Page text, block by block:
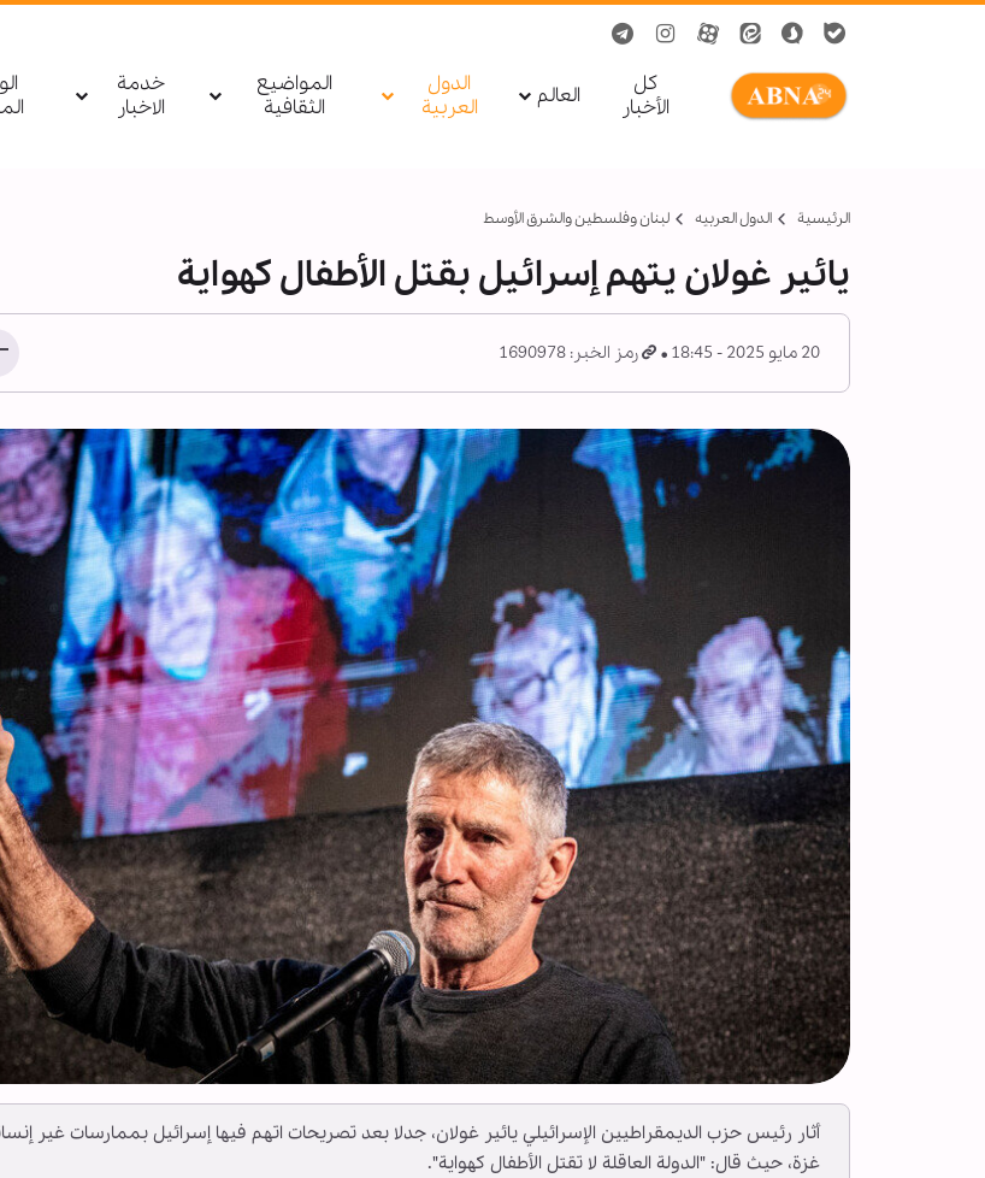
کل
الأخبار
العالم
الدول
العربیة
المواضيع
الثقافية
خدمة
الاخبار
الرئيسية الدول العربیه لبنان وفلسطين والشرق الأوسط
يائير غولان يتهم إسرائيل بقتل الأطفال كهواية
20 مايو 2025 - 18:45 رمز الخبر: 1690978
أثار رئيس حزب الديمقراطيين الإسرائيلي يائير غولان، جدلا بعد تصريحات اتهم فيها إسرائيل بممارسات غير
غزة، حيث قال: "الدولة العاقلة لا تقتل الأطفال كهواية".
الأربعين
لنشر الثقافة